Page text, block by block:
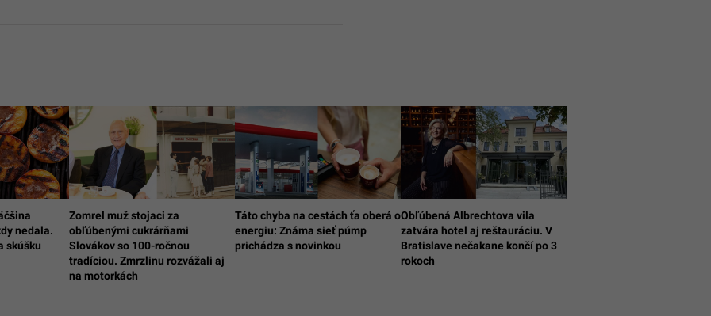
nedala.
skúšku
Zomrel muž stojaci za
obľúbenými cukrárňami
Slovákov so 100-ročnou
tradíciou. Zmrzlinu rozvážali aj
na motorkách
Táto chyba na cestách ťa oberá o
energiu: Známa sieť púmp
prichádza s novinkou
Obľúbená Albrechtova vila
zatvára hotel aj reštauráciu. V
Bratislave nečakane končí po 3
rokoch